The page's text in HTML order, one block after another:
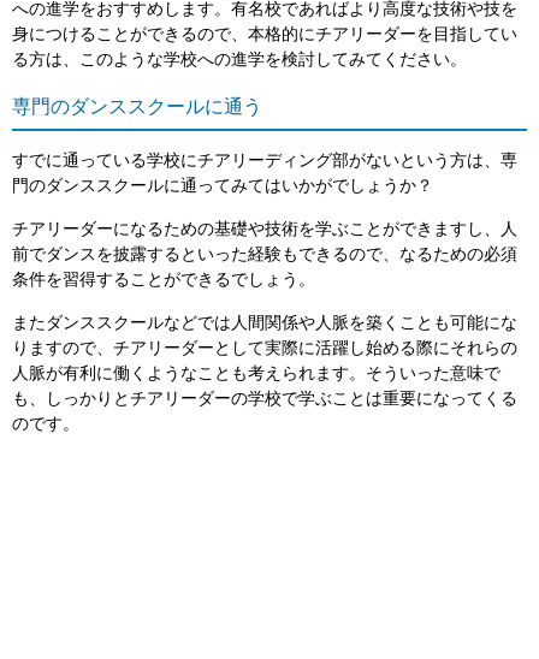
への進学をおすすめします。有名校であればより高度な技術や技を
身につけることができるので、本格的にチアリーダーを目指してい
る方は、このような学校への進学を検討してみてください。
専門のダンススクールに通う
すでに通っている学校にチアリーディング部がないという方は、専
門のダンススクールに通ってみてはいかがでしょうか？
チアリーダーになるための基礎や技術を学ぶことができますし、人
前でダンスを披露するといった経験もできるので、なるための必須
条件を習得することができるでしょう。
またダンススクールなどでは人間関係や人脈を築くことも可能にな
りますので、チアリーダーとして実際に活躍し始める際にそれらの
人脈が有利に働くようなことも考えられます。そういった意味で
も、しっかりとチアリーダーの学校で学ぶことは重要になってくる
のです。